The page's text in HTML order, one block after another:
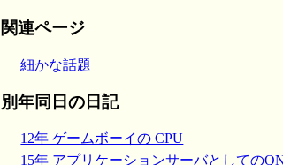
関連ページ
細かな話題
別年同日の日記
12年 ゲームボーイの CPU
15年 アプリケーションサーバとしての